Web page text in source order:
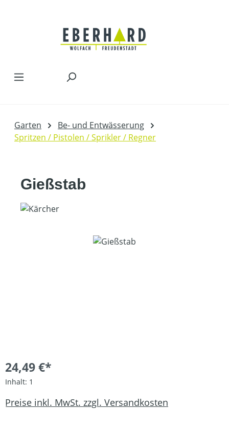
Garten
Be- und Entwässerung
Spritzen / Pistolen / Sprikler / Regner
Gießstab
Bildergalerie überspringen
24,49 €*
Inhalt: 1
Preise inkl. MwSt. zzgl. Versandkosten